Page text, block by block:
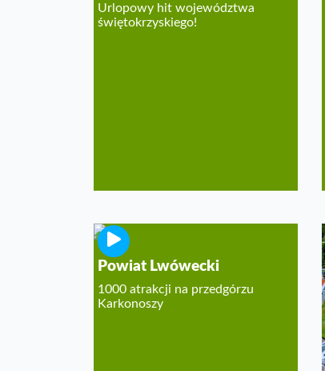
Urlopowy hit województwa
świętokrzyskiego!
Powiat Lwówecki
1000 atrakcji na przedgórzu
Karkonoszy